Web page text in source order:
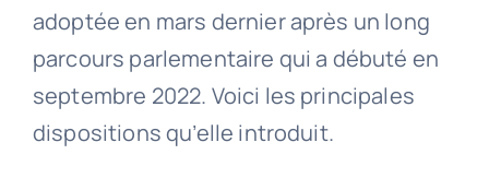
adoptée en mars dernier après un long
parcours parlementaire qui a débuté en
septembre 2022. Voici les principales
dispositions qu’elle introduit.